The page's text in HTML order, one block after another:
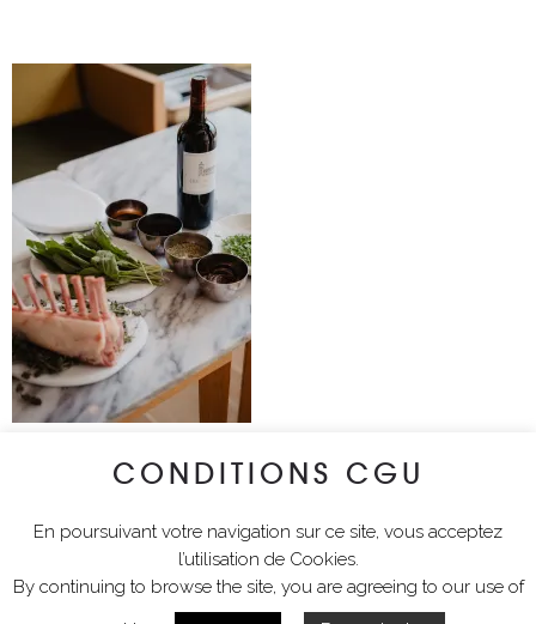
lyciawalterimages
CONDITIONS CGU
En poursuivant votre navigation sur ce site, vous acceptez
l’utilisation de Cookies.
By continuing to browse the site, you are agreeing to our use of